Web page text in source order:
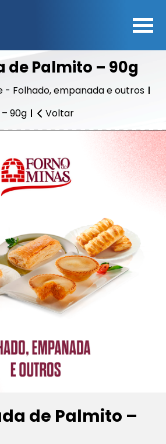
de Palmito – 90g
- Folhado, empanada e outros
90g
Voltar
de Palmito –